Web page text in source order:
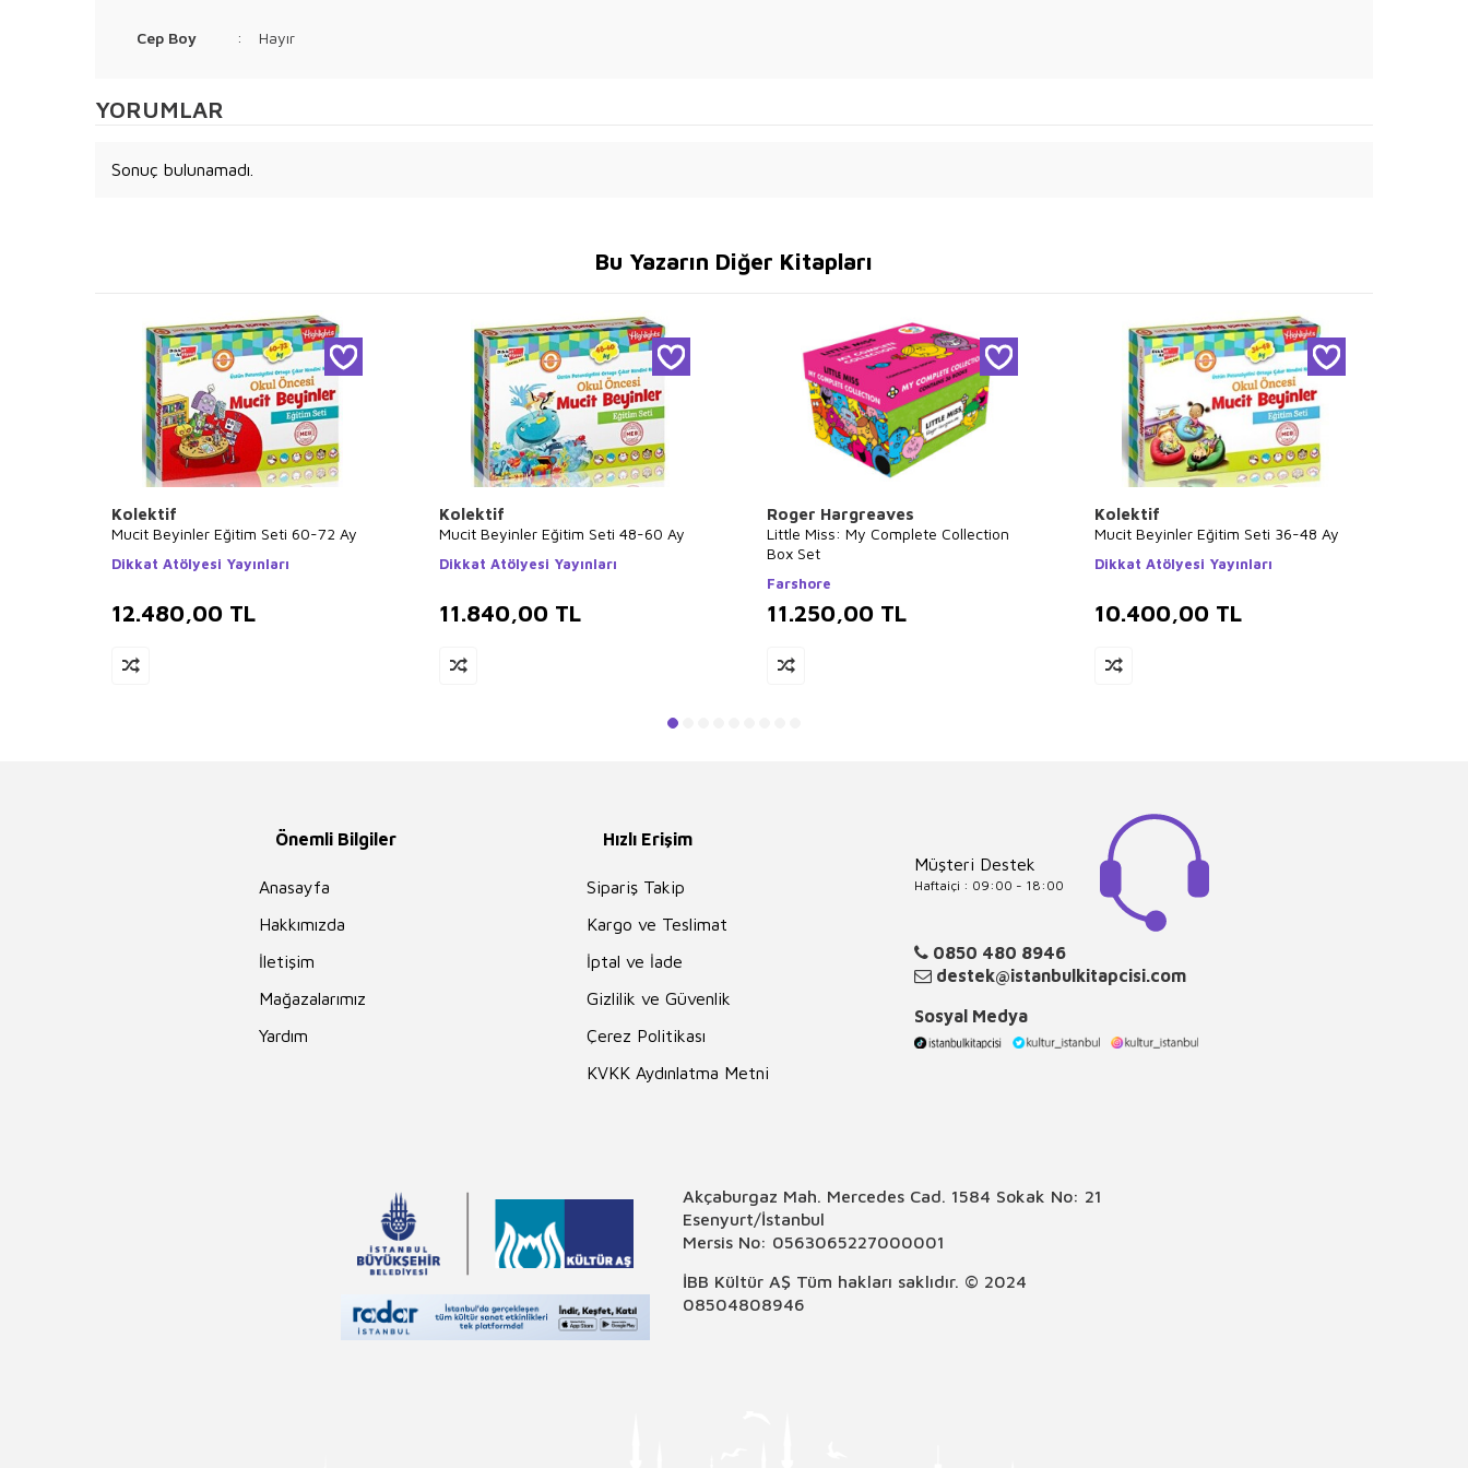
Cep Boy : Hayır
YORUMLAR
Sonuç bulunamadı.
Bu Yazarın Diğer Kitapları
Kolektif
Mucit Beyinler Eğitim Seti 60-72 Ay
Dikkat Atölyesi Yayınları
12.480,00 TL
Kolektif
Mucit Beyinler Eğitim Seti 48-60 Ay
Dikkat Atölyesi Yayınları
11.840,00 TL
Roger Hargreaves
Little Miss: My Complete Collection
Box Set
Farshore
11.250,00 TL
Kolektif
Mucit Beyinler Eğitim Seti 36-48 Ay
Dikkat Atölyesi Yayınları
10.400,00 TL
Önemli Bilgiler
Anasayfa
Hakkımızda
İletişim
Mağazalarımız
Yardım
Hızlı Erişim
Sipariş Takip
Kargo ve Teslimat
İptal ve İade
Gizlilik ve Güvenlik
Çerez Politikası
KVKK Aydınlatma Metni
Müşteri Destek
Haftaiçi : 09:00 - 18:00
0850 480 8946
destek@istanbulkitapcisi.com
Sosyal Medya
Akçaburgaz Mah. Mercedes Cad. 1584 Sokak No: 21
Esenyurt/İstanbul
Mersis No: 0563065227000001
İBB Kültür AŞ Tüm hakları saklıdır. © 2024
08504808946